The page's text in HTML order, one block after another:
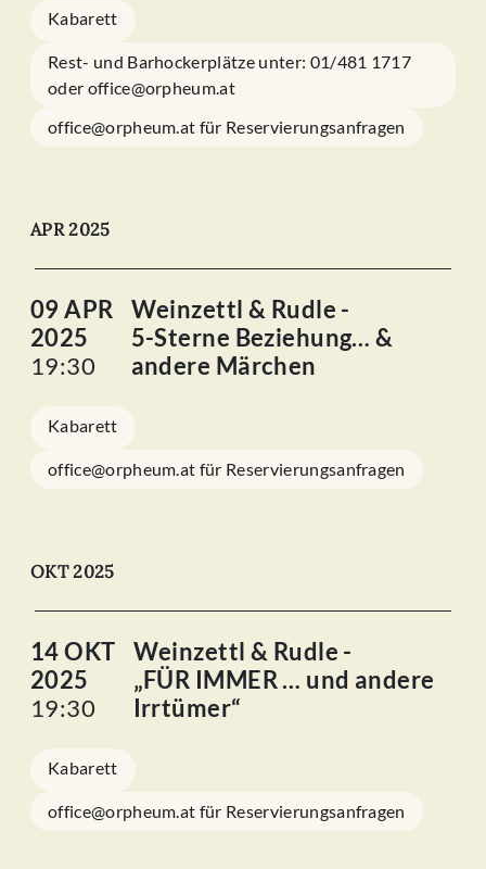
Kabarett
Rest- und Barhockerplätze unter: 01/481 1717
oder office@orpheum.at
office@orpheum.at für Reservierungsanfragen
APR 2025
09 APR
2025
19:30
Weinzettl & Rudle -
5-Sterne Beziehung… &
andere Märchen
Kabarett
office@orpheum.at für Reservierungsanfragen
OKT 2025
14 OKT
2025
19:30
Weinzettl & Rudle -
„FÜR IMMER … und andere
Irrtümer“
Kabarett
office@orpheum.at für Reservierungsanfragen